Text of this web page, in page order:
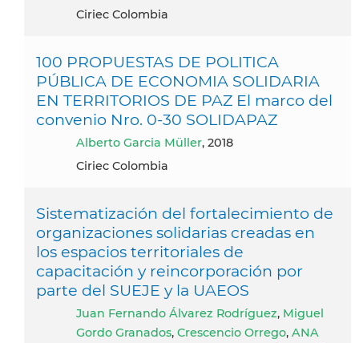
Ciriec Colombia
100 PROPUESTAS DE POLITICA
PÚBLICA DE ECONOMIA SOLIDARIA
EN TERRITORIOS DE PAZ El marco del
convenio Nro. 0-30 SOLIDAPAZ
Alberto Garcia Müller, 2018
Ciriec Colombia
Sistematización del fortalecimiento de
organizaciones solidarias creadas en
los espacios territoriales de
capacitación y reincorporación por
parte del SUEJE y la UAEOS
Juan Fernando Álvarez Rodríguez, Miguel
Gordo Granados, Crescencio Orrego, ANA